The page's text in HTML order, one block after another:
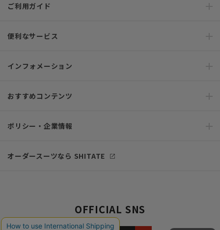
ご利用ガイド
便利なサービス
インフォメーション
おすすめコンテンツ
ポリシー・企業情報
オーダースーツなら SHITATE
OFFICIAL SNS